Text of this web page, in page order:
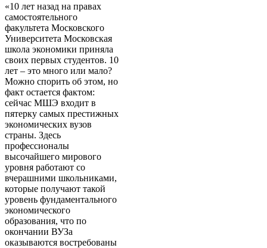
«10 лет назад на правах
самостоятельного
факультета Московского
Университета Московская
школа экономики приняла
своих первых студентов. 10
лет – это много или мало?
Можно спорить об этом, но
факт остается фактом:
сейчас МШЭ входит в
пятерку самых престижных
экономических вузов
страны. Здесь
профессионалы
высочайшего мирового
уровня работают со
вчерашними школьниками,
которые получают такой
уровень фундаментального
экономического
образования, что по
окончании ВУЗа
оказываются востребованы